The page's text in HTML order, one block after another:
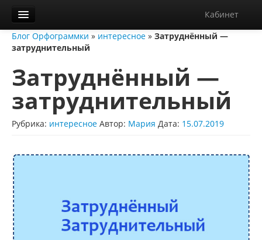
Кабинет
Орфограммка
Блог
О нас
Контакты
Справка
Блог Орфограммки » интересное » Затруднённый —
затруднительный
Затруднённый —
затруднительный
Рубрика: интересное Автор: Мария Дата: 15.07.2019